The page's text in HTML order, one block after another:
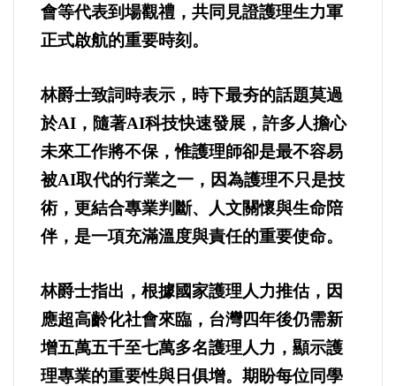
自然/地理/景觀/地球
財務金融/稅制改革
選舉/民調
觀光旅遊
出版（影音/圖書/雜誌）
發明/專利
會等代表到場觀禮，共同見證護理生力軍
正式啟航的重要時刻。
林爵士致詞時表示，時下最夯的話題莫過
於AI，隨著AI科技快速發展，許多人擔心
未來工作將不保，惟護理師卻是最不容易
被AI取代的行業之一，因為護理不只是技
術，更結合專業判斷、人文關懷與生命陪
伴，是一項充滿溫度與責任的重要使命。
林爵士指出，根據國家護理人力推估，因
應超高齡化社會來臨，台灣四年後仍需新
增五萬五千至七萬多名護理人力，顯示護
理專業的重要性與日俱增。期盼每位同學